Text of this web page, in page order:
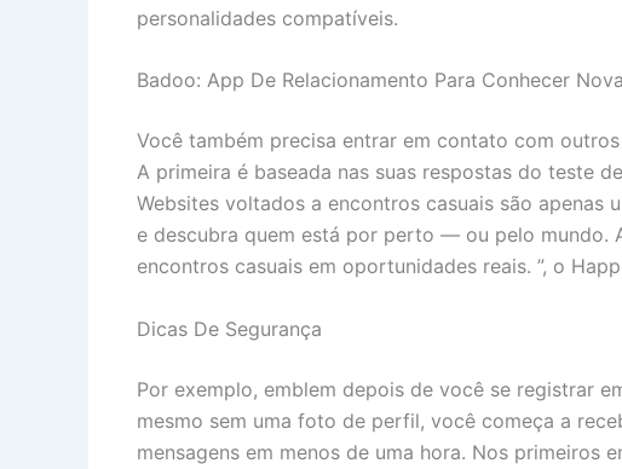
personalidades compatíveis.
Badoo: App De Relacionamento Para Conhecer
Você também precisa entrar em contato com
A primeira é baseada nas suas respostas do teste
Websites voltados a encontros casuais são apenas
e descubra quem está por perto — ou pelo mundo.
encontros casuais em oportunidades reais. ”, o
Dicas De Segurança
Por exemplo, emblem depois de você se registrar
mesmo sem uma foto de perfil, você começa a
mensagens em menos de uma hora. Nos primeiros